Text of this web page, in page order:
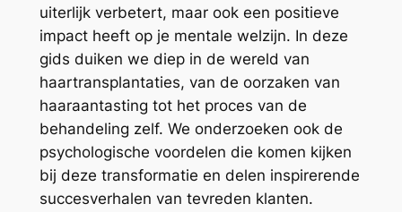
uiterlijk verbetert, maar ook een positieve
impact heeft op je mentale welzijn. In deze
gids duiken we diep in de wereld van
haartransplantaties, van de oorzaken van
haaraantasting tot het proces van de
behandeling zelf. We onderzoeken ook de
psychologische voordelen die komen kijken
bij deze transformatie en delen inspirerende
succesverhalen van tevreden klanten.